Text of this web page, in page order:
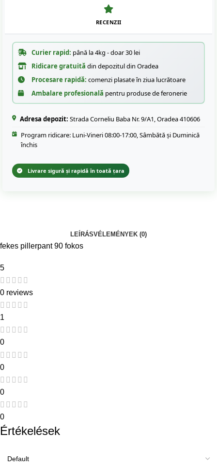
RECENZII
Curier rapid: până la 4kg - doar 30 lei
Ridicare gratuită din depozitul din Oradea
Procesare rapidă: comenzi plasate în ziua lucrătoare
Ambalare profesională pentru produse de feronerie
Adresa depozit: Strada Corneliu Baba Nr. 9/A1, Oradea 410606
Program ridicare: Luni-Vineri 08:00-17:00, Sâmbătă și Duminică
închis
Livrare sigură și rapidă în toată țara
LEÍRÁSVÉLEMÉNYEK (0)
fekes pillerpant 90 fokos
5
0 reviews
1
0
0
0
0
Értékelések